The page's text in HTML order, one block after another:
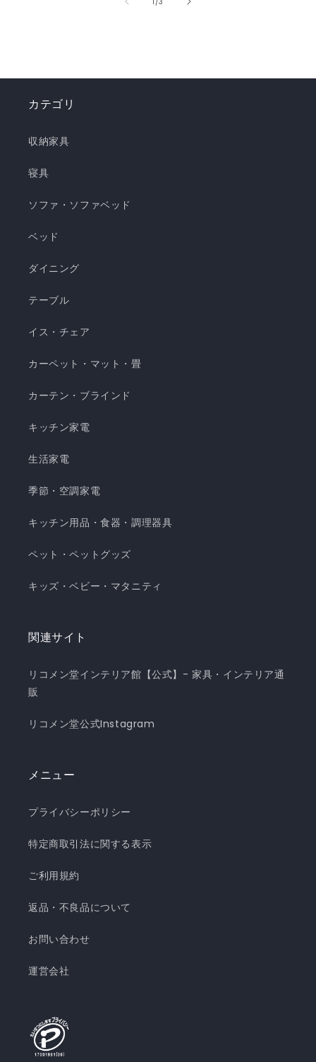
う！✨ ❄️強冷感リバーシブルケット ❄️強冷感リバ
き枕 ❄️強冷感3層ごろ寝マット ❄️強冷感ソファーパ
ッド ❄️強冷感極厚ラグ 🍃【New!!】通年使えるレ
ケット ・選べる4サイズ(ハーフ/シングル/セミダ
シブル仕様 ・柔らかくてとろっとしたくしゅくし
濯できてお手入れ簡単 瞬間避暑地 くしゅくしゅケ
暑地 くしゅくしゅケット SD...
カテゴリ
収納家具
寝具
ソファ・ソファベッド
ベッド
ダイニング
テーブル
イス・チェア
カーペット・マット・畳
カーテン・ブラインド
キッチン家電
生活家電
季節・空調家電
キッチン用品・食器・調理器具
ペット・ペットグッズ
キッズ・ベビー・マタニティ
関連サイト
リコメン堂インテリア館【公式】- 家具・インテリア通
販
リコメン堂公式Instagram
メニュー
プライバシーポリシー
特定商取引法に関する表示
ご利用規約
返品・不良品について
お問い合わせ
運営会社